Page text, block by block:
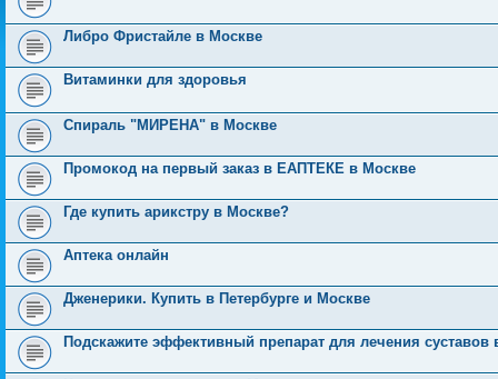
Либро Фристайле в Москве
Витаминки для здоровья
Спираль "МИРЕНА" в Москве
Промокод на первый заказ в ЕАПТЕКЕ в Москве
Где купить арикстру в Москве?
Аптека онлайн
Дженерики. Купить в Петербурге и Москве
Подскажите эффективный препарат для лечения суставов